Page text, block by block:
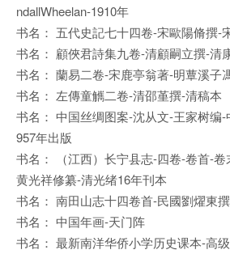
ndallWheelan-1910年
书名： 五代史記七十四卷-宋歐陽脩撰-
书名： 顧俠君詩集九卷-清顧嗣立撰-清
书名： 蘭易二卷-宋鹿亭翁著-明蕈溪子
书名： 左傳童觽二卷-清邵堇撰-清稿本
书名： 中国丝绸图案-沈从文-王家树编
957年出版
书名： （江西）长宁县志-四卷-卷首-
黄光祥修纂-清光绪16年刊本
书名： 南田山志十四卷首-民國劉燿東
书名： 中国年画-天门阵
书名： 最新南洋华侨小学历史课本-高